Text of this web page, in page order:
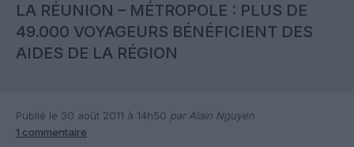
LA RÉUNION – MÉTROPOLE : PLUS DE
49.000 VOYAGEURS BÉNÉFICIENT DES
AIDES DE LA RÉGION
Publié le 30 août 2011 à 14h50 par Alain Nguyen
1 commentaire